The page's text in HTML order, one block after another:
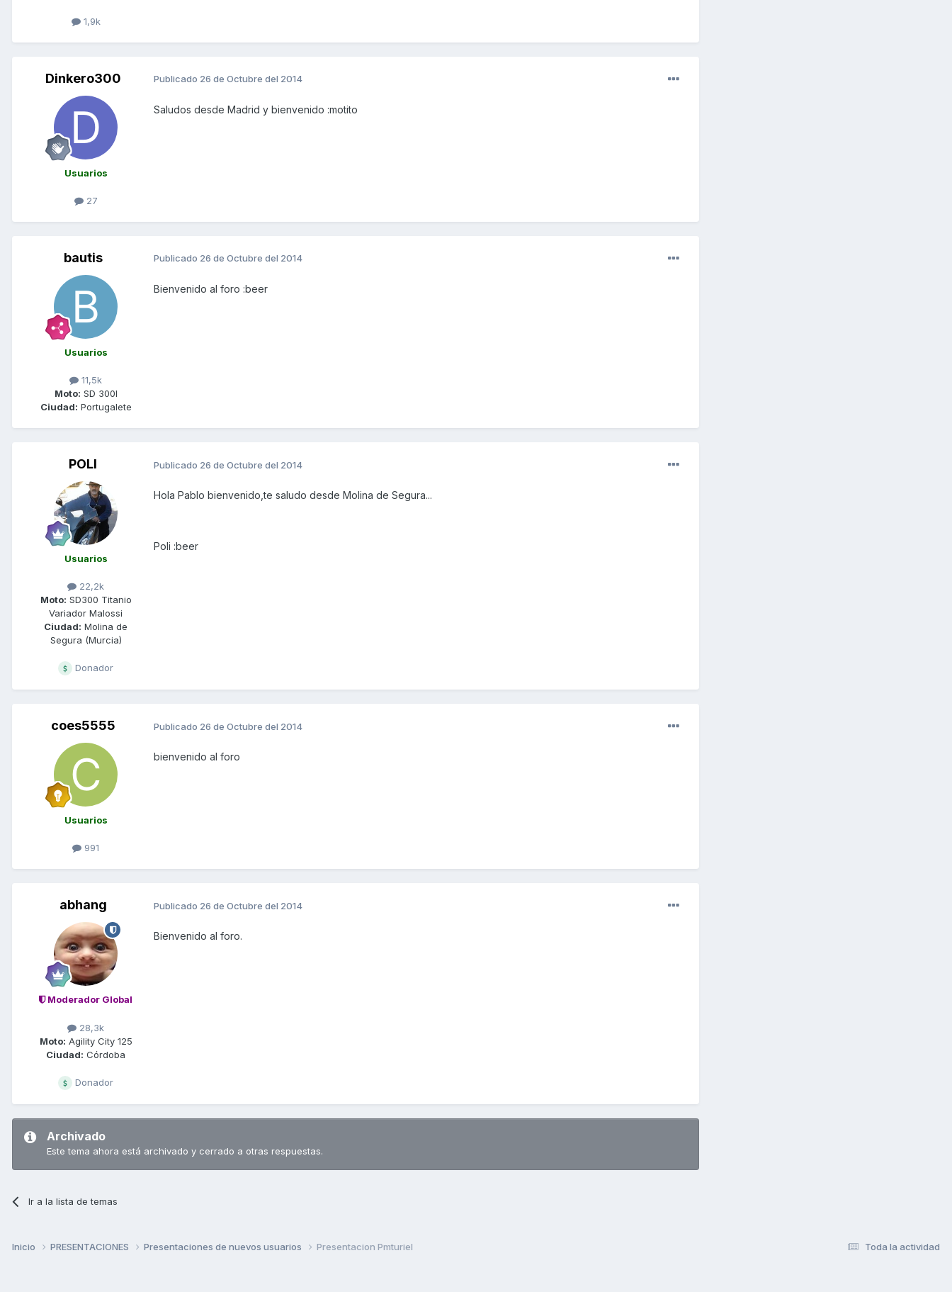
1,9k
Dinkero300
Usuarios
27
Publicado 26 de Octubre del 2014
Saludos desde Madrid y bienvenido :motito
bautis
Usuarios
11,5k
Moto: SD 300I
Ciudad: Portugalete
Publicado 26 de Octubre del 2014
Bienvenido al foro :beer
POLI
Usuarios
22,2k
Moto: SD300 Titanio
Variador Malossi
Ciudad: Molina de
Segura (Murcia)
Donador
Publicado 26 de Octubre del 2014
Hola Pablo bienvenido,te saludo desde Molina de Segura...
Poli :beer
coes5555
Usuarios
991
Publicado 26 de Octubre del 2014
bienvenido al foro
abhang
Moderador Global
28,3k
Moto: Agility City 125
Ciudad: Córdoba
Donador
Publicado 26 de Octubre del 2014
Bienvenido al foro.
Archivado
Este tema ahora está archivado y cerrado a otras respuestas.
Ir a la lista de temas
Toda la actividad
Inicio PRESENTACIONES Presentaciones de nuevos usuarios Presentacion Pmturiel